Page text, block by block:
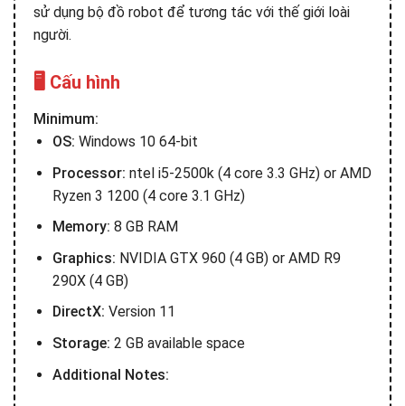
sử dụng bộ đồ robot để tương tác với thế giới loài
người.
🖥️ Cấu hình
Minimum:
OS: Windows 10 64-bit
Processor: ntel i5-2500k (4 core 3.3 GHz) or AMD
Ryzen 3 1200 (4 core 3.1 GHz)
Memory: 8 GB RAM
Graphics: NVIDIA GTX 960 (4 GB) or AMD R9
290X (4 GB)
DirectX: Version 11
Storage: 2 GB available space
Additional Notes: